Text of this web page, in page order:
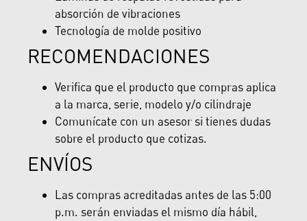
absorción de vibraciones
Tecnología de molde positivo
RECOMENDACIONES
Verifica que el producto que compras aplica
a la marca, serie, modelo y/o cilindraje
Comunícate con un asesor si tienes dudas
sobre el producto que cotizas.
ENVÍOS
Las compras acreditadas antes de las 5:00
p.m. serán enviadas el mismo día hábil,